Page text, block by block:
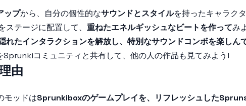
ップから、自分の個性的なサウンドとスタイルを持ったキャラク
ステージに配置して、 重ねたエネルギッシュなビートを作ってみ
れたインタラクションを解放し、特別なサウンドコンボを楽しん
Sprunkiコミュニティと共有して、他の人の作品も見てみよう!
由
モッドはSprunkiboxのゲームプレイを、リフレッシュした